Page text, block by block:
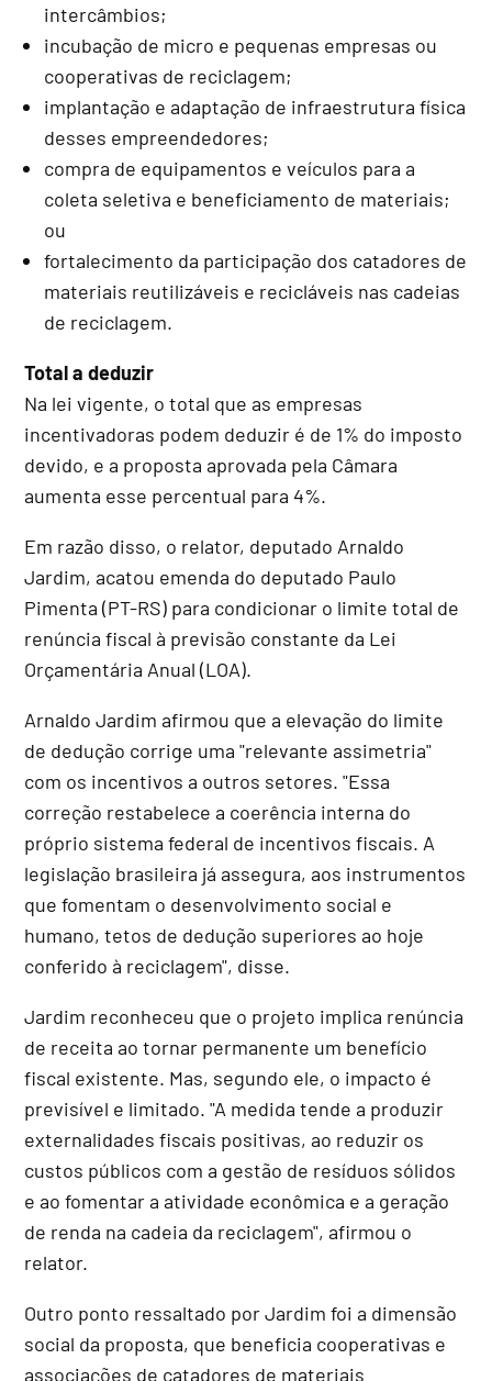
intercâmbios;
incubação de micro e pequenas empresas ou
cooperativas de reciclagem;
implantação e adaptação de infraestrutura física
desses empreendedores;
compra de equipamentos e veículos para a
coleta seletiva e beneficiamento de materiais;
ou
fortalecimento da participação dos catadores de
materiais reutilizáveis e recicláveis nas cadeias
de reciclagem.
Total a deduzir
Na lei vigente, o total que as empresas
incentivadoras podem deduzir é de 1% do imposto
devido, e a proposta aprovada pela Câmara
aumenta esse percentual para 4%.
Em razão disso, o relator, deputado Arnaldo
Jardim, acatou emenda do deputado Paulo
Pimenta (PT-RS) para condicionar o limite total de
renúncia fiscal à previsão constante da Lei
Orçamentária Anual (LOA).
Arnaldo Jardim afirmou que a elevação do limite
de dedução corrige uma "relevante assimetria"
com os incentivos a outros setores. "Essa
correção restabelece a coerência interna do
próprio sistema federal de incentivos fiscais. A
legislação brasileira já assegura, aos instrumentos
que fomentam o desenvolvimento social e
humano, tetos de dedução superiores ao hoje
conferido à reciclagem", disse.
Jardim reconheceu que o projeto implica renúncia
de receita ao tornar permanente um benefício
fiscal existente. Mas, segundo ele, o impacto é
previsível e limitado. "A medida tende a produzir
externalidades fiscais positivas, ao reduzir os
custos públicos com a gestão de resíduos sólidos
e ao fomentar a atividade econômica e a geração
de renda na cadeia da reciclagem", afirmou o
relator.
Outro ponto ressaltado por Jardim foi a dimensão
social da proposta, que beneficia cooperativas e
associações de catadores de materiais